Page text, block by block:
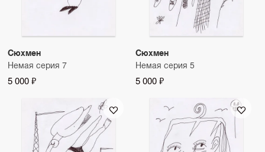
Сюхмен
Немая серия 7
5 000 ₽
Сюхмен
Немая серия 5
5 000 ₽